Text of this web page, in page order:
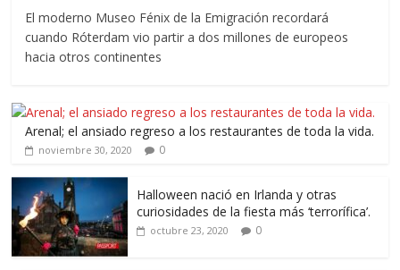
El moderno Museo Fénix de la Emigración recordará
cuando Róterdam vio partir a dos millones de europeos
hacia otros continentes
Arenal; el ansiado regreso a los restaurantes de toda la vida.
noviembre 30, 2020 0
Halloween nació en Irlanda y otras
curiosidades de la fiesta más ‘terrorífica’.
octubre 23, 2020 0